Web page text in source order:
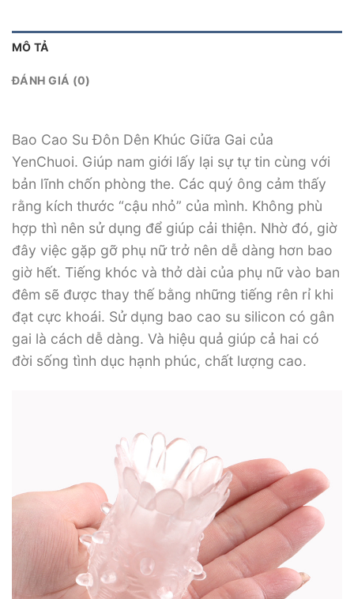
MÔ TẢ
ĐÁNH GIÁ (0)
Bao Cao Su Đôn Dên Khúc Giữa Gai của
YenChuoi. Giúp nam giới lấy lại sự tự tin cùng với
bản lĩnh chốn phòng the. Các quý ông cảm thấy
rằng kích thước “cậu nhỏ” của mình. Không phù
hợp thì nên sử dụng để giúp cải thiện. Nhờ đó, giờ
đây việc gặp gỡ phụ nữ trở nên dễ dàng hơn bao
giờ hết. Tiếng khóc và thở dài của phụ nữ vào ban
đêm sẽ được thay thế bằng những tiếng rên rỉ khi
đạt cực khoái. Sử dụng bao cao su silicon có gân
gai là cách dễ dàng. Và hiệu quả giúp cả hai có
đời sống tình dục hạnh phúc, chất lượng cao.